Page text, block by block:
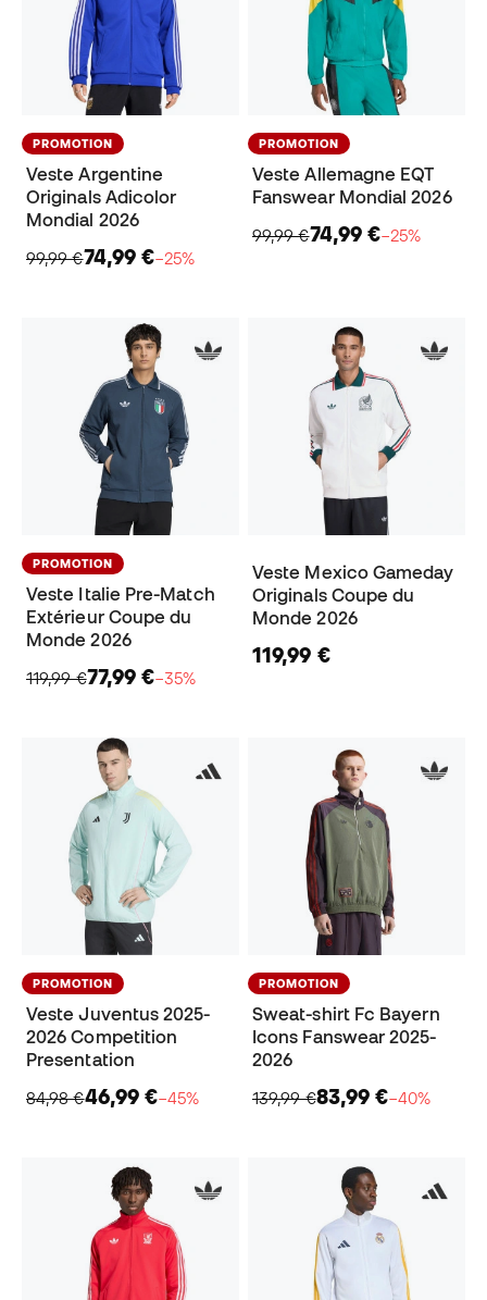
PROMOTION
Veste Argentine
Originals Adicolor
Mondial 2026
99,99 €74,99 €−25%
PROMOTION
Veste Allemagne EQT
Fanswear Mondial 2026
99,99 €74,99 €−25%
PROMOTION
Veste Italie Pre-Match
Extérieur Coupe du
Monde 2026
119,99 €77,99 €−35%
Veste Mexico Gameday
Originals Coupe du
Monde 2026
119,99 €
PROMOTION
Veste Juventus 2025-
2026 Competition
Presentation
84,98 €46,99 €−45%
PROMOTION
Sweat-shirt Fc Bayern
Icons Fanswear 2025-
2026
139,99 €83,99 €−40%